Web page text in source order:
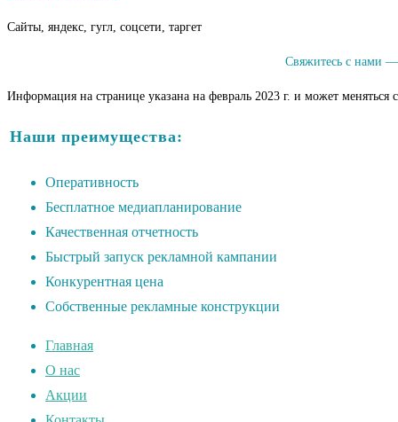
Сайты, яндекс, гугл, соцсети, таргет
Свяжитесь с нами —
Информация на странице указана на февраль 2023 г. и может
Наши преимущества:
Оперативность
Бесплатное медиапланирование
Качественная отчетность
Быстрый запуск рекламной кампании
Конкурентная цена
Собственные рекламные конструкции
Главная
О нас
Акции